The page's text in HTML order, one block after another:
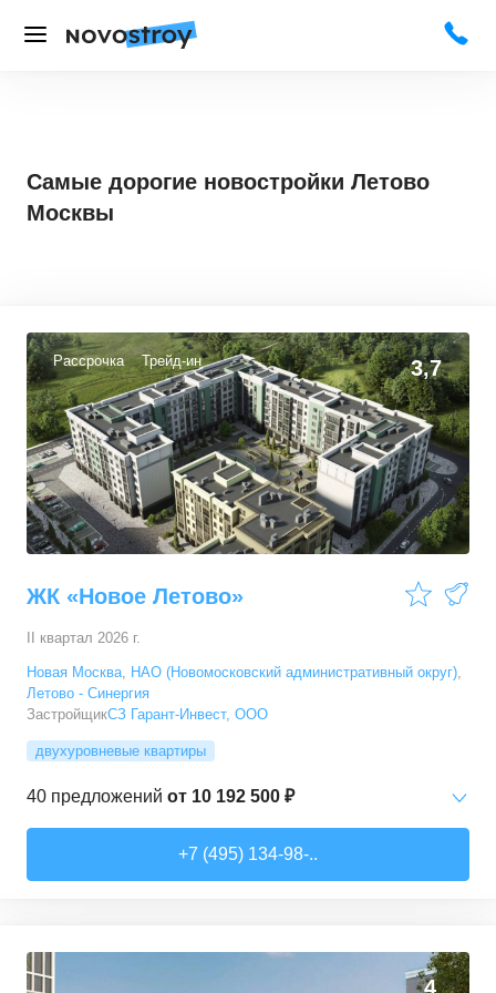
Самые дорогие новостройки Летово
Москвы
Рассрочка Трейд-ин 3,7
ЖК «Новое Летово»
II квартал 2026 г.
Новая Москва, НАО (Новомосковский административный округ),
Летово - Синергия
ЗастройщикСЗ Гарант-Инвест, ООО
двухуровневые квартиры
40 предложений от 10 192 500 ₽
39–47,1м² 8 предложений
+7 (495) 134-98-..
4